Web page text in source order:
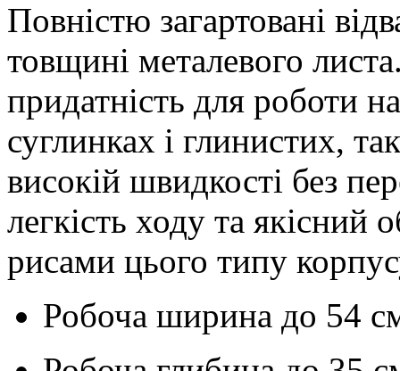
Повністю загартовані
товщині металевого
придатність для роботи
суглинках і глинистих,
високій швидкості без
легкість ходу та якісний
рисами цього типу
Робоча ширина до 54